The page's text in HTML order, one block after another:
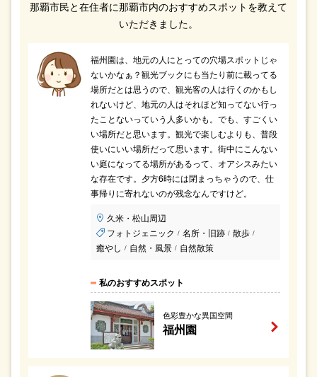
那覇市民と在住者に那覇市内のおすすめスポットを教えて
いただきました。
福州園は、地元の人にとっての穴場スポットじゃ
ないかなぁ？観光ブックにも当たり前に載ってる
場所だとは思うので、観光客の人は行くのかもし
れないけど、地元の人はそれほど知ってない行っ
たことないっていう人多いかも。でも、すごくい
い場所だと思います。観光で楽しむよりも、普段
使いにいい場所だって思います。街中にこんない
い庭になってる場所があるって、オアシスみたい
な存在です。夕方6時には閉まっちゃうので、仕
事帰りに寄れないのが残念なんですけど。
久米・松山周辺
フォトジェニック / 名所・旧跡 / 散歩 /
癒やし / 自然・風景 / 自然散策
私のおすすめスポット
色彩豊かな異国空間
福州園